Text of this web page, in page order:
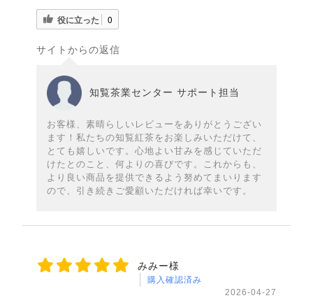
役に立った 0
サイトからの返信
知覧茶業センター サポート担当
お客様、素晴らしいレビューをありがとうござい
ます！私たちの知覧紅茶をお楽しみいただけて、
とても嬉しいです。心地よい甘みを感じていただ
けたとのこと、何よりの喜びです。これからも、
より良い商品を提供できるよう努めてまいります
ので、引き続きご愛顧いただければ幸いです。
みみー様
購入確認済み
2026-04-27